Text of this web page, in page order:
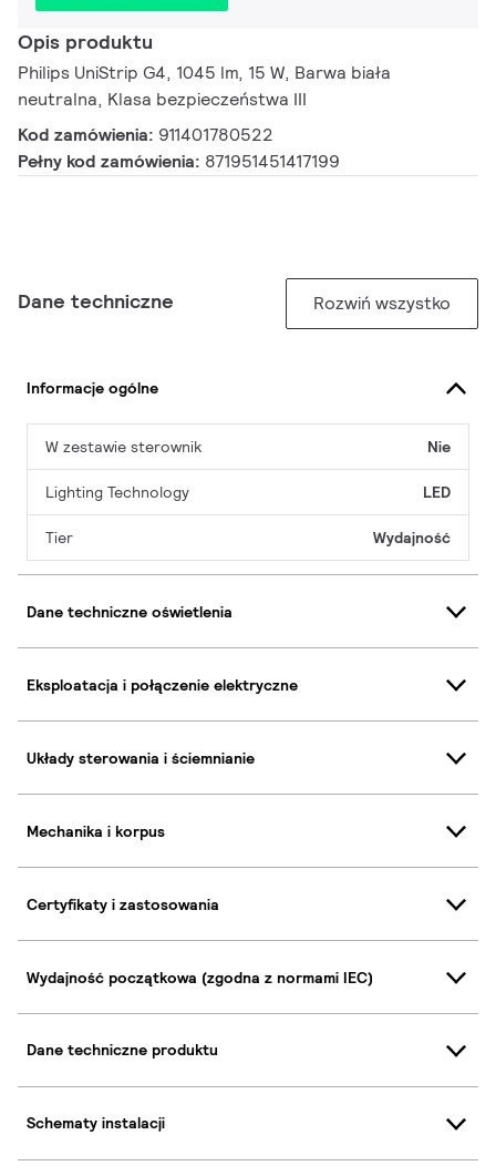
Opis produktu
Philips UniStrip G4, 1045 lm, 15 W, Barwa biała
neutralna, Klasa bezpieczeństwa III
Kod zamówienia: 911401780522
Pełny kod zamówienia: 871951451417199
Dane techniczne Rozwiń wszystko
Informacje ogólne
W zestawie sterownik Nie
Lighting Technology LED
Tier Wydajność
Dane techniczne oświetlenia
Eksploatacja i połączenie elektryczne
Układy sterowania i ściemnianie
Mechanika i korpus
Certyfikaty i zastosowania
Wydajność początkowa (zgodna z normami IEC)
Dane techniczne produktu
Schematy instalacji